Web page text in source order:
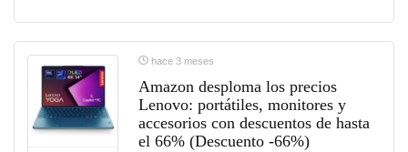
hace 3 meses
Amazon desploma los precios
Lenovo: portátiles, monitores y
accesorios con descuentos de hasta
el 66% (Descuento -66%)